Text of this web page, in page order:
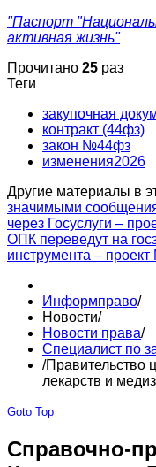
"Паспорт
активная жизнь"
Прочитано 25 раз
Теги
закупочная
контракт (44фз)
закон №44фз
изменения2026
Другие материалы в
значимыми
через Госуслуги –
ОПК переведут на
инструмента –
Информправо/
Новости/
Новости права/
Специалист по
/Правительство
лекарств и
Goto Top
Справочно-